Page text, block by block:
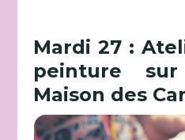
Mardi 27 :
peinture
Maison des